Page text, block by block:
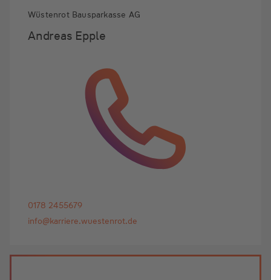
Wüstenrot Bausparkasse AG
Andreas Epple
0178 2455679
info@karriere.wuestenrot.de